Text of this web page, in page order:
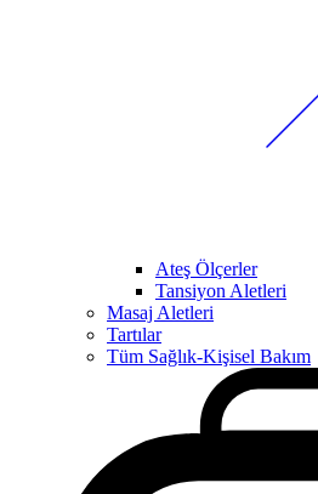
Ateş Ölçerler
Tansiyon Aletleri
Masaj Aletleri
Tartılar
Tüm Sağlık-Kişisel Bakım